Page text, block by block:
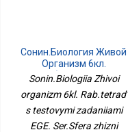
Сонин.Биология Живой
Организм 6кл.
Раб.тетрадь С
Тестовыми Заданиями
ЕГЭ. Сер.Сфера Жизни
Красный Пчелка
Sonin.Biologiia Zhivoi
organizm 6kl. Rab.tetrad'
s testovymi zadaniiami
EGE. Ser.Sfera zhizni